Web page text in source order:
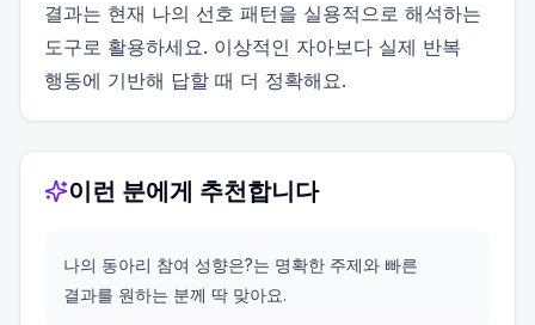
결과는 현재 나의 선호 패턴을 실용적으로 해석하는
도구로 활용하세요. 이상적인 자아보다 실제 반복
행동에 기반해 답할 때 더 정확해요.
이런 분에게 추천합니다
나의 동아리 참여 성향은?는 명확한 주제와 빠른
결과를 원하는 분께 딱 맞아요.